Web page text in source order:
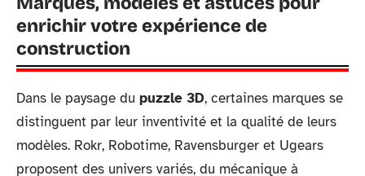
enrichir votre expérience de
construction
Dans le paysage du puzzle 3D, certaines marques se
distinguent par leur inventivité et la qualité de leurs
modèles. Rokr, Robotime, Ravensburger et Ugears
proposent des univers variés, du mécanique à